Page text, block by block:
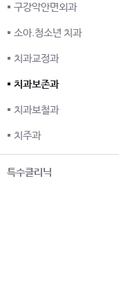
구강악안면외과
소아.청소년 치과
치과교정과
치과보존과
치과보철과
치주과
특수클리닉